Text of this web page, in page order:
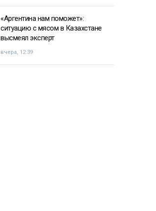
«Аргентина нам поможет»:
ситуацию с мясом в Казахстане
высмеял эксперт
вчера, 12:39